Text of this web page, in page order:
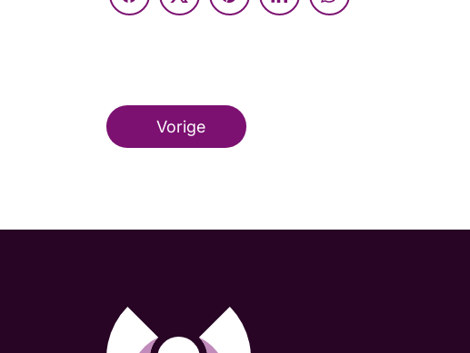
Vorige